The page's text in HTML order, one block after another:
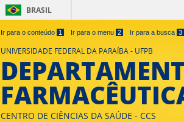
Ir para o conteúdo 1 Ir para o menu 2 Ir para a busca 3
BRASIL
UNIVERSIDADE FEDERAL DA PARAÍBA - UFPB
CENTRO DE CIÊNCIAS DA SAÚDE - CCS